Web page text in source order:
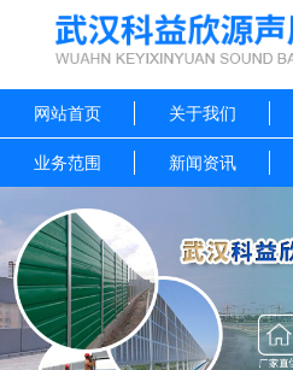
网站首页 关于我们
业务范围 新闻资讯